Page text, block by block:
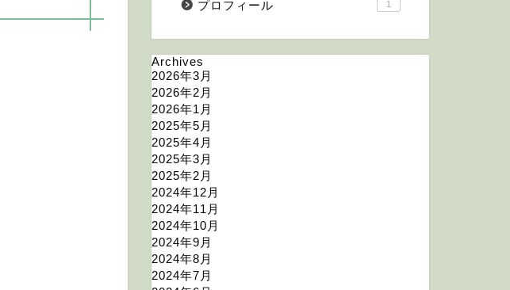
プロフィール 1
Archives
2026年3月
2026年2月
2026年1月
2025年5月
2025年4月
2025年3月
2025年2月
2024年12月
2024年11月
2024年10月
2024年9月
2024年8月
2024年7月